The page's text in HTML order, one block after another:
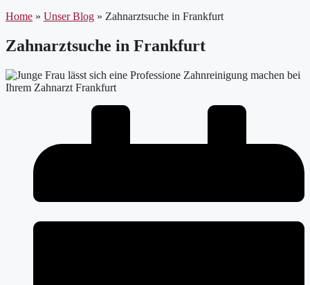
Home » Unser Blog » Zahnarztsuche in Frankfurt
Zahnarztsuche in Frankfurt